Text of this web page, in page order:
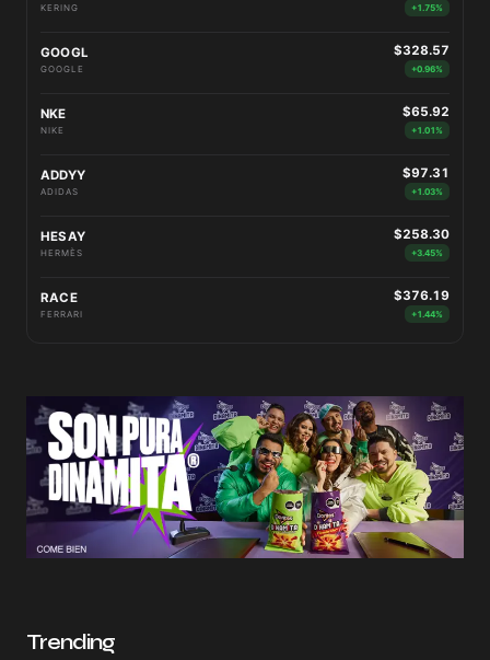
KERING +1.75%
GOOGL
GOOGLE
$328.57
+0.96%
NKE
NIKE
$65.92
+1.01%
ADDYY
ADIDAS
$97.31
+1.03%
HESAY
HERMÈS
$258.30
+3.45%
RACE
FERRARI
$376.19
+1.44%
Trending